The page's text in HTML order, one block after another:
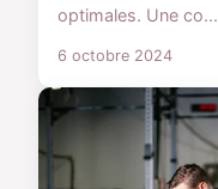
optimales. Une co...
6 octobre 2024